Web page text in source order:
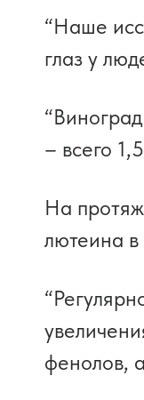
“Наше
глаз у
– всего
На
лютеина
фенолов,